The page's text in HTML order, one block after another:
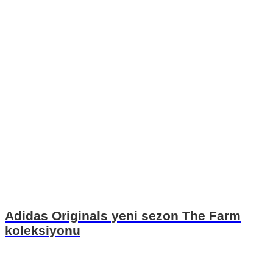
Adidas Originals yeni sezon The Farm
koleksiyonu